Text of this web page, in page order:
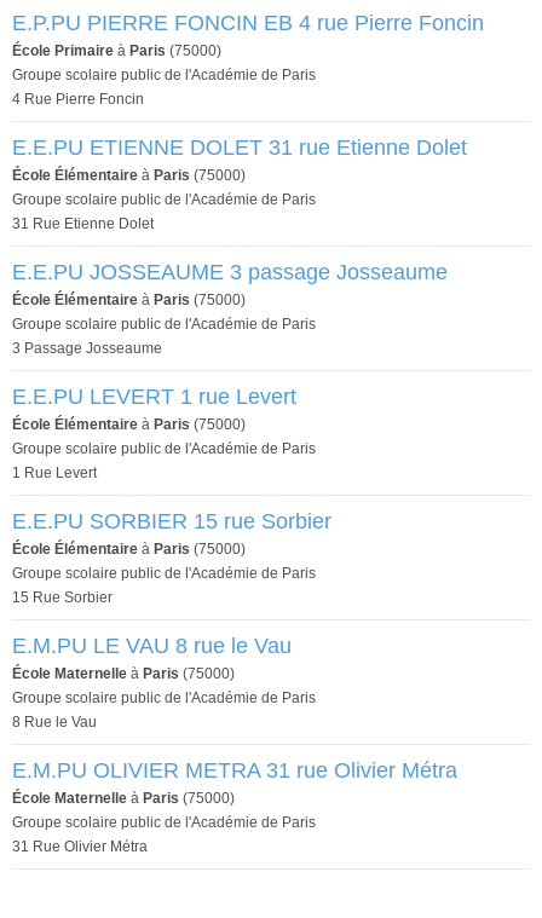
E.P.PU PIERRE FONCIN EB 4 rue Pierre Foncin
École Primaire à Paris (75000)
Groupe scolaire public de l'Académie de Paris
4 Rue Pierre Foncin
E.E.PU ETIENNE DOLET 31 rue Etienne Dolet
École Élémentaire à Paris (75000)
Groupe scolaire public de l'Académie de Paris
31 Rue Etienne Dolet
E.E.PU JOSSEAUME 3 passage Josseaume
École Élémentaire à Paris (75000)
Groupe scolaire public de l'Académie de Paris
3 Passage Josseaume
E.E.PU LEVERT 1 rue Levert
École Élémentaire à Paris (75000)
Groupe scolaire public de l'Académie de Paris
1 Rue Levert
E.E.PU SORBIER 15 rue Sorbier
École Élémentaire à Paris (75000)
Groupe scolaire public de l'Académie de Paris
15 Rue Sorbier
E.M.PU LE VAU 8 rue le Vau
École Maternelle à Paris (75000)
Groupe scolaire public de l'Académie de Paris
8 Rue le Vau
E.M.PU OLIVIER METRA 31 rue Olivier Métra
École Maternelle à Paris (75000)
Groupe scolaire public de l'Académie de Paris
31 Rue Olivier Métra